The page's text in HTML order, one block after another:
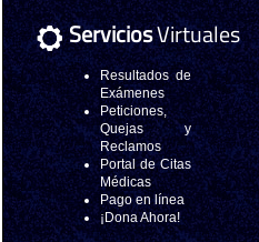
ServiciosVirtuales
Resultados de
Exámenes
Peticiones,
Quejas y
Reclamos
Portal de Citas
Médicas
Pago en línea
¡Dona Ahora!